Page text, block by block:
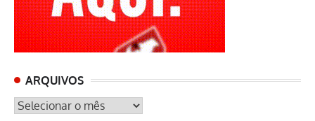
ARQUIVOS
ARQUIVOS